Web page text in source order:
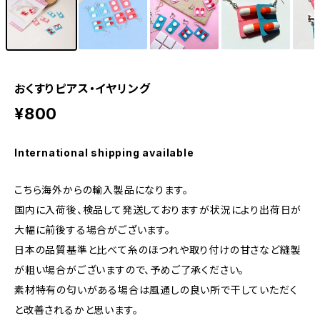
おくすりピアス・イヤリング
¥800
International shipping available
こちら海外からの輸入製品になります。
国内に入荷後、検品して発送しておりますが状況により出荷日が
大幅に前後する場合がございます。
日本の品質基準と比べて糸のほつれや取り付けの甘さなど縫製
が粗い場合がございますので、予めご了承ください。
素材特有の匂いがある場合は風通しの良い所で干していただく
と改善されるかと思います。